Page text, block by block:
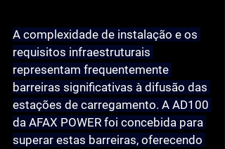
A complexidade de instalação e os
requisitos infraestruturais
representam frequentemente
barreiras significativas à difusão das
estações de carregamento. A AD100
da AFAX POWER foi concebida para
superar estas barreiras, oferecendo